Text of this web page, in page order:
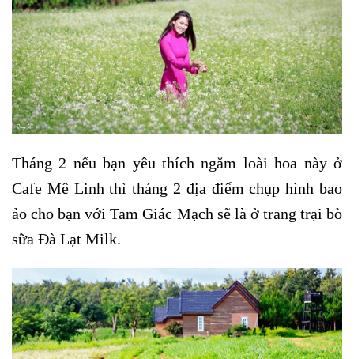
Tháng 2 nếu bạn yêu thích ngắm loài hoa này ở
Cafe Mê Linh thì tháng 2 địa điểm chụp hình bao
ảo cho bạn với Tam Giác Mạch sẽ là ở trang trại bò
sữa Đà Lạt Milk.